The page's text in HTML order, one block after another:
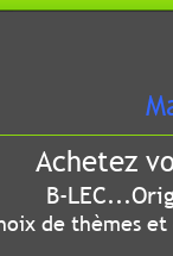
Achetez
de thèmes et